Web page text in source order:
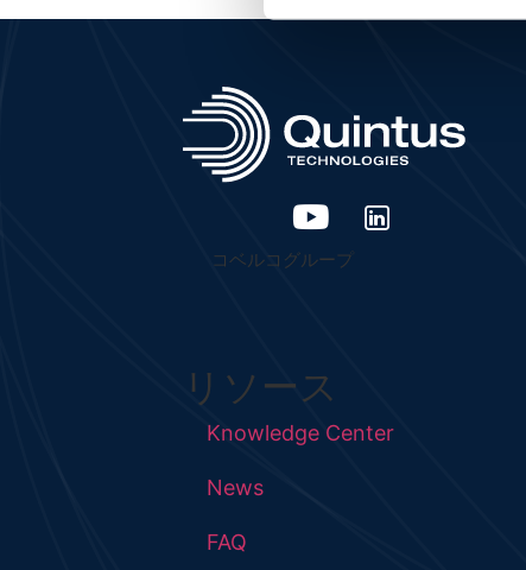
コベルコグループ
リソース
Knowledge Center
News
FAQ